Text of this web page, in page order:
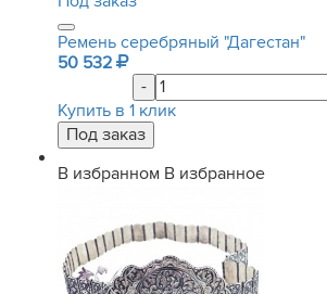
Ремень серебряный "Дагестан"
50 532
-
Купить в 1 клик
В избранном В избранное